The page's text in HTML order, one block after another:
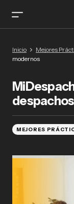
modernos
Inicio Mejores
modernos
MEJORES